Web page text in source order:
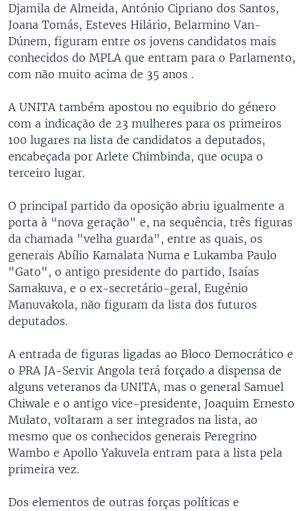
Djamila de Almeida, António Cipriano dos Santos,
Joana Tomás, Esteves Hilário, Belarmino Van-
Dúnem, figuram entre os jovens candidatos mais
conhecidos do MPLA que entram para o Parlamento,
com não muito acima de 35 anos .
A UNITA também apostou no equibrio do género
com a indicação de 23 mulheres para os primeiros
100 lugares na lista de candidatos a deputados,
encabeçada por Arlete Chimbinda, que ocupa o
terceiro lugar.
O principal partido da oposição abriu igualmente a
porta à “nova geração" e, na sequência, três figuras
da chamada "velha guarda", entre as quais, os
generais Abílio Kamalata Numa e Lukamba Paulo
"Gato", o antigo presidente do partido, Isaías
Samakuva, e o ex-secretário-geral, Eugénio
Manuvakola, não figuram da lista dos futuros
deputados.
A entrada de figuras ligadas ao Bloco Democrático e
o PRA JA-Servir Angola terá forçado a dispensa de
alguns veteranos da UNITA, mas o general Samuel
Chiwale e o antigo vice-presidente, Joaquim Ernesto
Mulato, voltaram a ser integrados na lista, ao
mesmo que os conhecidos generais Peregrino
Wambo e Apollo Yakuvela entram para a lista pela
primeira vez.
Dos elementos de outras forças políticas e